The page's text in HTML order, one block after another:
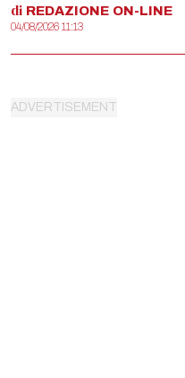
di REDAZIONE ON-LINE
04/08/2026 11:13